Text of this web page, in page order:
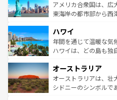
博物館もあり、アルプ
ことができる。国民の
ば市内交通費無料で観光を
着のスイス情報はコン
アメリカ合衆国は、広
東海岸の都市部から西
のような巨大都市は、
ンメントが詰まった刺
西部には大自然が広が
部のニューオーリンズ
文化が魅力。旅行者は
しみながら、その多様
ハワイ
年間を通じて温暖な気
ハワイは、どの島も独
ワイ島は見逃せない。
島だが、静かな自然を
おすすめ。エメラルド
オーストラリア
オーストラリアは、壮
シドニーのシンボルで